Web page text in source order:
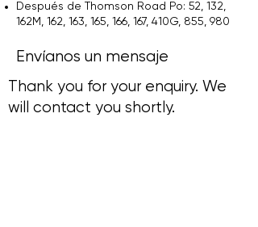
Después de Thomson Road Po: 52, 132,
162M, 162, 163, 165, 166, 167, 410G, 855, 980
Envíanos un mensaje
Thank you for your enquiry. We
will contact you shortly.